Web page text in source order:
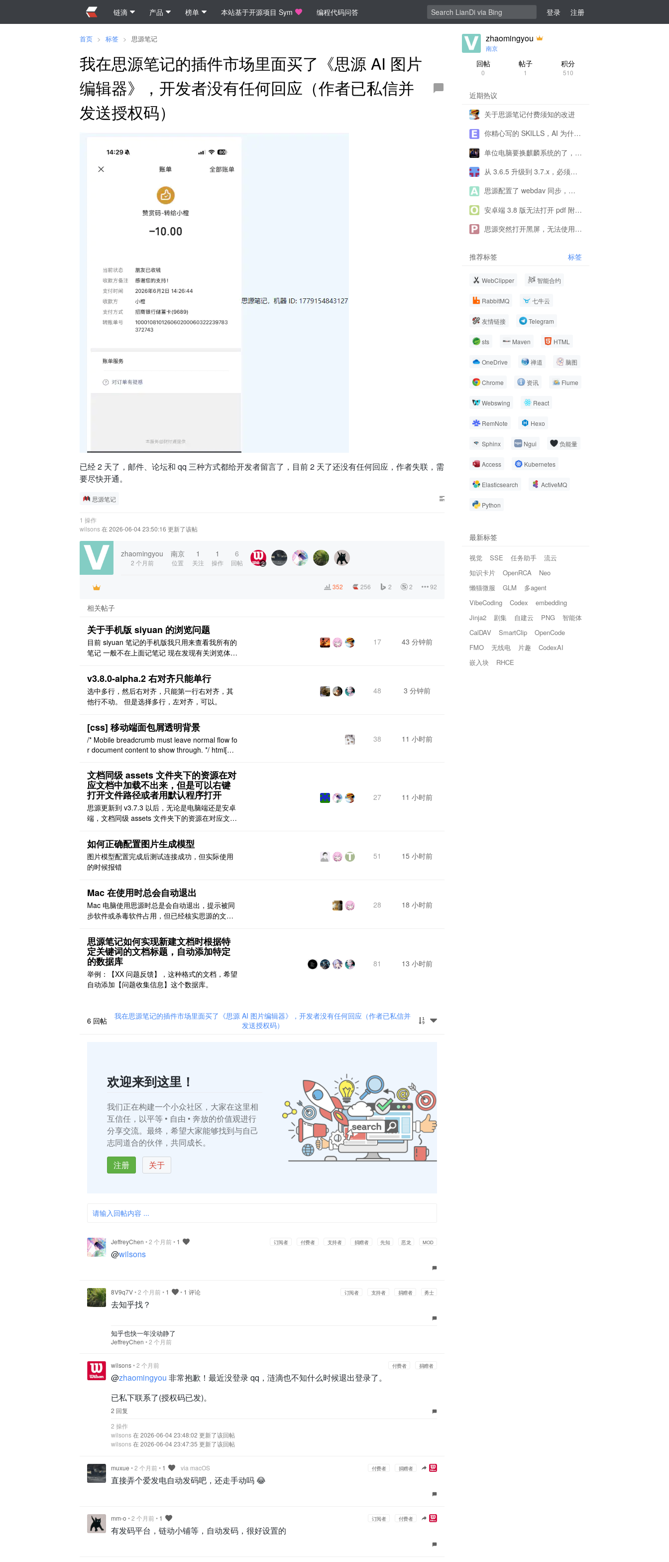
链滴 产品 榜单 本站基于开源项目 Sym 编程代码问答 登录 注册
首页 > 标签 > 思源笔记
我在思源笔记的插件市场里面买了《思源 AI 图片
编辑器》，开发者没有任何回应（作者已私信并
发送授权码）
已经 2 天了，邮件、论坛和 qq 三种方式都给开发者留言了，目前 2 天了还没有任何回应，作者失联，需
要尽快开通。
思源笔记
1 操作
wilsons在 2026-06-04 23:50:16 更新了该帖
zhaomingyou
2 个月前
南京
位置
1
关注
1
操作
6
回帖 2
352 256 2 2 92
相关帖子
关于手机版 siyuan 的浏览问题
目前 siyuan 笔记的手机版我只用来查看我所有的
笔记 一般不在上面记笔记 现在发现有关浏览体验
页面（类似浏览器）来浏览 而我做的笔记是记事
本里面有文档，文档里面有文档，而 siyuan 笔记
并没有提供返回键 也就是说当我点进一个记事本
中的某个文档，再从文档里面点击进入子文 ..
17 43 分钟前
v3.8.0-alpha.2 右对齐只能单行
选中多行，然后右对齐，只能第一行右对齐，其
他行不动。 但是选择多行，左对齐，可以。
48 3 分钟前
[css] 移动端面包屑透明背景
/* Mobile breadcrumb must leave normal flow fo
r document content to show through. */ html[dat
38 11 小时前
文档同级 assets 文件夹下的资源在对
应文档中加载不出来，但是可以右键
打开文件路径或者用默认程序打开
思源更新到 v3.7.3 以后，无论是电脑端还是安卓
端，文档同级 assets 文件夹下的资源在对应文档
用默认程序打开。 [图片] 更新之前是可以正常显
示，更新前是版本几忘记了，不过两三个月前更
新过。 现在的新版本 v3.7.3，新添加的图片文件
会直接放到默认 assets 文 ..
27 11 小时前
如何正确配置图片生成模型
图片模型配置完成后测试连接成功，但实际使用
的时候报错
51 15 小时前
Mac 在使用时总会自动退出
Mac 电脑使用思源时总是会自动退出，提示被同
步软件或杀毒软件占用，但已经核实思源的文件
且也没有使用任何杀毒软件，请问这要怎么处
理？
28 18 小时前
思源笔记如何实现新建文档时根据特
定关键词的文档标题，自动添加特定
的数据库
举例：【XX 问题反馈】，这种格式的文档，希望
自动添加【问题收集信息】这个数据库。
81 13 小时前
6 回帖
我在思源笔记的插件市场里面买了《思源 AI 图片编辑器》，开发者没有任何回应（作者已私信并
发送授权码）
欢迎来到这里！
我们正在构建一个小众社区，大家在这里相
互信任，以平等 • 自由 • 奔放的价值观进行
分享交流。最终，希望大家能够找到与自己
志同道合的伙伴，共同成长。
注册
关于
请输入回帖内容 ...
JeffreyChen •2 个月前• 1 订阅者 付费者 支持者 捐赠者 先知 恶龙 MOD
@wilsons
8V9q7V•2 个月前• 1 • 1 评论 订阅者 支持者 捐赠者 勇士
去知乎找？
知乎也快一年没动静了
JeffreyChen •2 个月前
wilsons•2 个月前 付费者 捐赠者
@zhaomingyou 非常抱歉！最近没登录 qq，涟滴也不知什么时候退出登录了。
已私下联系了(授权码已发)。
2 回复
2 操作
wilsons在 2026-06-04 23:48:02 更新了该回帖
wilsons在 2026-06-04 23:47:35 更新了该回帖
muxue •2 个月前• 1 via macOS 付费者 捐赠者
直接弄个爱发电自动发码吧，还走手动吗 😂
mm-o •2 个月前• 1 订阅者 付费者
有发码平台，链动小铺等，自动发码，很好设置的
zhaomingyou
南京
回帖
0
帖子
1
积分
510
近期热议
关于思源笔记付费须知的改进
你精心写的 SKILLS，AI 为什么不用、错用？
单位电脑要换麒麟系统的了，思源还能用了吗？
从 3.6.5 升级到 3.7.x，必须所有终端，包括移动端都同步升级吗？
思源配置了 webdav 同步，为什么一直提示配置有问题呀？
安卓端 3.8 版无法打开 pdf 附件阅读，没有反应看不到内容，导出 pdf 正常
思源突然打开黑屏，无法使用求帮助！
推荐标签 标签
WebClipper 智能合约
RabbitMQ 七牛云
友情链接 Telegram
sts Maven HTML
OneDrive 禅道 脑图
Chrome 资讯 Flume
Webswing React
RemNote Hexo
Sphinx Ngui 负能量
Access Kubernetes
Elasticsearch ActiveMQ
Python
最新标签
视觉 SSE 任务助手
流云
知识卡片
OpenRCA
Neo
懒猫微服
GLM
多agent
VibeCoding
Codex
embedding
Jinja2
剧集 自建云 PNG
智能体
CalDAV
SmartClip
OpenCode
FMO
无线电 片趣
CodexAI
嵌入块
RHCE